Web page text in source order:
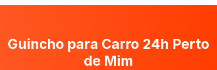
Guincho para Carro 24h Perto
de Mim